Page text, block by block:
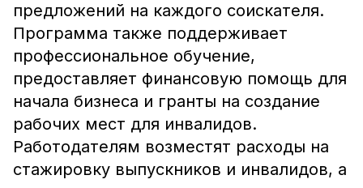
предложений на каждого соискателя.
Программа также поддерживает
профессиональное обучение,
предоставляет финансовую помощь для
начала бизнеса и гранты на создание
рабочих мест для инвалидов.
Работодателям возместят расходы на
стажировку выпускников и инвалидов, а